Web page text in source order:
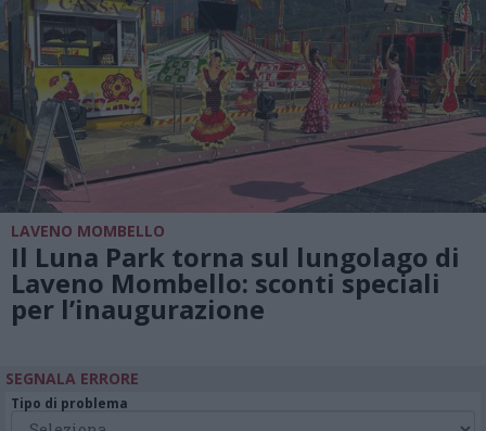
LAVENO MOMBELLO
Il Luna Park torna sul lungolago di
Laveno Mombello: sconti speciali
per l’inaugurazione
SEGNALA ERRORE
Tipo di problema